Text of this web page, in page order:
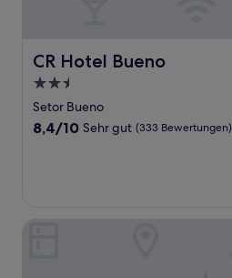
CR Hotel Bueno
CR Hotel Bueno
2.5-
Sterne-
Unterkunft
Setor Bueno
8.4
Bewertungen)
8,4/10 Sehr gut (333 Bewertungen)